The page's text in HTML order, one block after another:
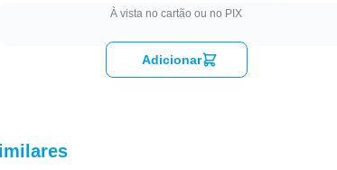
À vista no cartão ou no PIX
Adicionar